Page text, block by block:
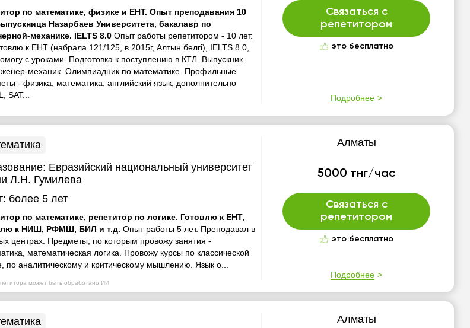
по математике, физике и ЕНТ. Опыт преподавания 10
Назарбаев Университета, бакалавр по
механике. IELTS 8.0 Опыт работы репетитором - 10 лет.
к ЕНТ (набрала 121/125, в 2015г, Алтын белгі), IELTS 8.0,
с уроками. Подготовка к поступлению в КТЛ. Выпускник
механик. Олимпиадник по математике. Профильные
- физика, математика, английский язык, дополнительно
SAT...
Связаться с
репетитором
это бесплатно
Подробнее
может быть обработано ИИ
Евразийский национальный университет
Л.Н. Гумилева
более 5 лет
по математике, репетитор по логике. Готовлю к ЕНТ,
к НИШ, РФМШ, БИЛ и т.д. Опыт работы 5 лет. Преподавал в
центрах. Предметы, по которым провожу занятия -
математическая логика. Провожу курсы по классической
по аналитическому и критическому мышлению. Язык о...
Алматы
5000 тнг/час
Связаться с
репетитором
это бесплатно
Подробнее
Алматы